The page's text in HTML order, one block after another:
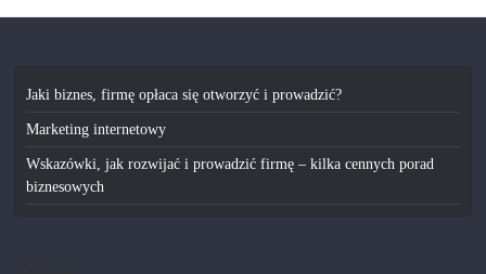
Jaki biznes, firmę opłaca się otworzyć i prowadzić?
Marketing internetowy
Wskazówki, jak rozwijać i prowadzić firmę – kilka cennych porad
biznesowych